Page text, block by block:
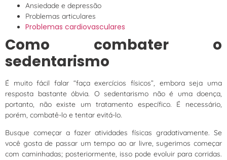
Ansiedade e depressão
Problemas articulares
Problemas cardiovasculares
Como combater o
sedentarismo
É muito fácil falar “faça exercícios físicos”, embora seja uma
resposta bastante óbvia. O sedentarismo não é uma doença,
portanto, não existe um tratamento específico. É necessário,
porém, combatê-lo e tentar evitá-lo.
Busque começar a fazer atividades físicas gradativamente. Se
você gosta de passar um tempo ao ar livre, sugerimos começar
com caminhadas; posteriormente, isso pode evoluir para corridas.